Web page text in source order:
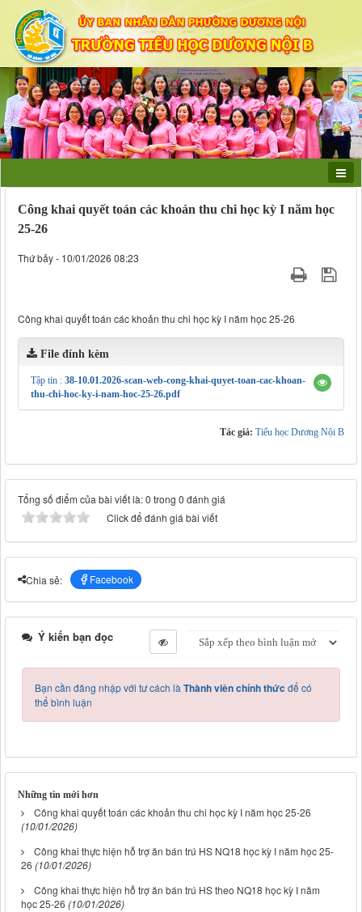
Công khai quyết toán các khoản thu chi học kỳ I năm học
25-26
Thứ bảy - 10/01/2026 08:23
Công khai quyết toán các khoản thu chi học kỳ I năm học 25-26
File đính kèm
Tập tin : 38-10.01.2026-scan-web-cong-khai-quyet-toan-cac-khoan-
thu-chi-hoc-ky-i-nam-hoc-25-26.pdf
Tác giả: Tiểu học Dương Nội B
Tổng số điểm của bài viết là: 0 trong 0 đánh giá
Click để đánh giá bài viết
Chia sẻ: Facebook
Ý kiến bạn đọc
Bạn cần đăng nhập với tư cách là Thành viên chính thứcđể có
thể bình luận
Những tin mới hơn
Công khai quyết toán các khoản thu chi học kỳ I năm học 25-26
(10/01/2026)
Công khai thực hiện hỗ trợ ăn bán trú HS NQ18 học kỳ I năm học 25-
26 (10/01/2026)
Công khai thực hiện hỗ trợ ăn bán trú HS theo NQ18 học kỳ I năm
học 25-26 (10/01/2026)